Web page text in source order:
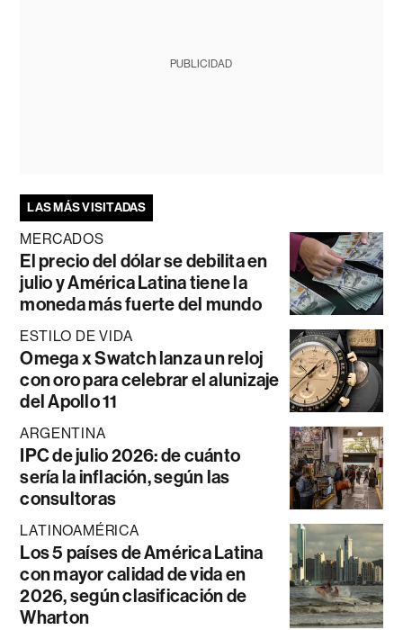
PUBLICIDAD
LAS MÁS VISITADAS
MERCADOS
El precio del dólar se debilita en
julio y América Latina tiene la
moneda más fuerte del mundo
ESTILO DE VIDA
Omega x Swatch lanza un reloj
con oro para celebrar el alunizaje
del Apollo 11
ARGENTINA
IPC de julio 2026: de cuánto
sería la inflación, según las
consultoras
LATINOAMÉRICA
Los 5 países de América Latina
con mayor calidad de vida en
2026, según clasificación de
Wharton